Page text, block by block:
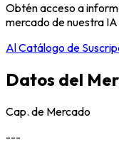
Obtén acceso a
mercado de nuestra
Al Catálogo de
Datos del
Cap. de Mercado
---